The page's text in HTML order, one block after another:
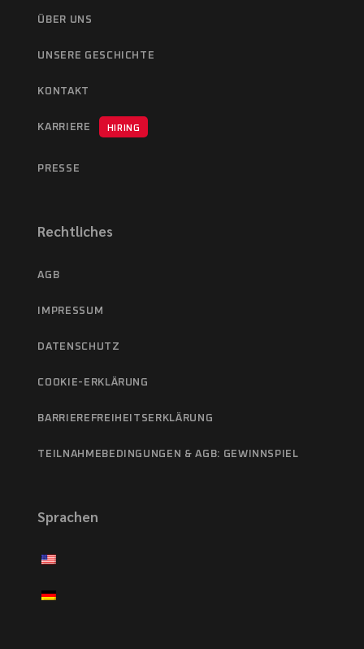
ÜBER UNS
UNSERE GESCHICHTE
KONTAKT
KARRIERE HIRING
PRESSE
Rechtliches
AGB
IMPRESSUM
DATENSCHUTZ
COOKIE-ERKLÄRUNG
BARRIEREFREIHEITSERKLÄRUNG
TEILNAHMEBEDINGUNGEN & AGB: GEWINNSPIEL
Sprachen